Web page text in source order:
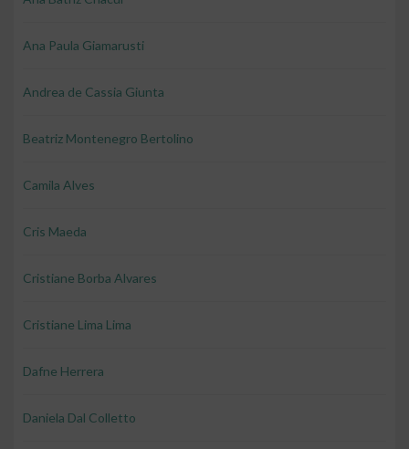
Ana Paula Giamarusti
Andrea de Cassia Giunta
Beatriz Montenegro Bertolino
Camila Alves
Cris Maeda
Cristiane Borba Alvares
Cristiane Lima Lima
Dafne Herrera
Daniela Dal Colletto